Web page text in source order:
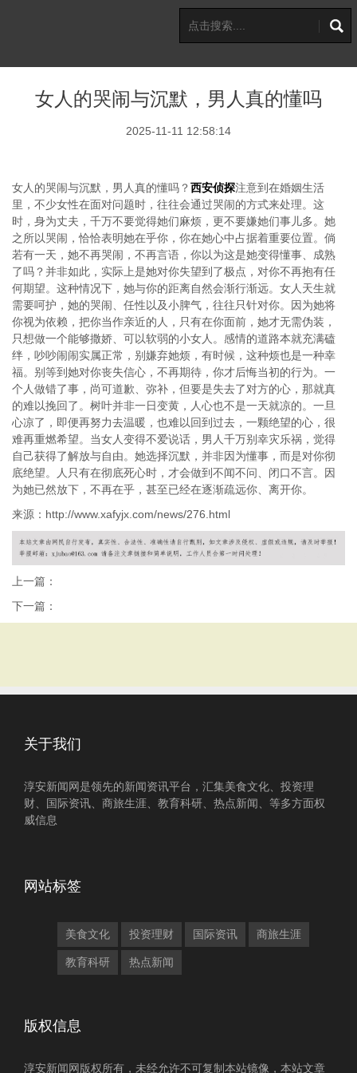
女人的哭闹与沉默，男人真的懂吗
2025-11-11 12:58:14
女人的哭闹与沉默，男人真的懂吗？西安侦探注意到在婚姻生活
里，不少女性在面对问题时，往往会通过哭闹的方式来处理。这
时，身为丈夫，千万不要觉得她们麻烦，更不要嫌她们事儿多。她
之所以哭闹，恰恰表明她在乎你，你在她心中占据着重要位置。倘
若有一天，她不再哭闹，不再言语，你以为这是她变得懂事、成熟
了吗？并非如此，实际上是她对你失望到了极点，对你不再抱有任
何期望。这种情况下，她与你的距离自然会渐行渐远。女人天生就
需要呵护，她的哭闹、任性以及小脾气，往往只针对你。因为她将
你视为依赖，把你当作亲近的人，只有在你面前，她才无需伪装，
只想做一个能够撒娇、可以软弱的小女人。感情的道路本就充满磕
绊，吵吵闹闹实属正常，别嫌弃她烦，有时候，这种烦也是一种幸
福。别等到她对你丧失信心，不再期待，你才后悔当初的行为。一
个人做错了事，尚可道歉、弥补，但要是失去了对方的心，那就真
的难以挽回了。树叶并非一日变黄，人心也不是一天就凉的。一旦
心凉了，即便再努力去温暖，也难以回到过去，一颗绝望的心，很
难再重燃希望。当女人变得不爱说话，男人千万别幸灾乐祸，觉得
自己获得了解放与自由。她选择沉默，并非因为懂事，而是对你彻
底绝望。人只有在彻底死心时，才会做到不闻不问、闭口不言。因
为她已然放下，不再在乎，甚至已经在逐渐疏远你、离开你。
来源： http://www.xafyjx.com/news/276.html
上一篇：
下一篇：
关于我们
淳安新闻网是领先的新闻资讯平台，汇集美食文化、投资理
财、国际资讯、商旅生涯、教育科研、热点新闻、等多方面权
威信息
网站标签
美食文化 投资理财 国际资讯 商旅生涯
教育科研 热点新闻
版权信息
淳安新闻网版权所有，未经允许不可复制本站镜像，本站文章